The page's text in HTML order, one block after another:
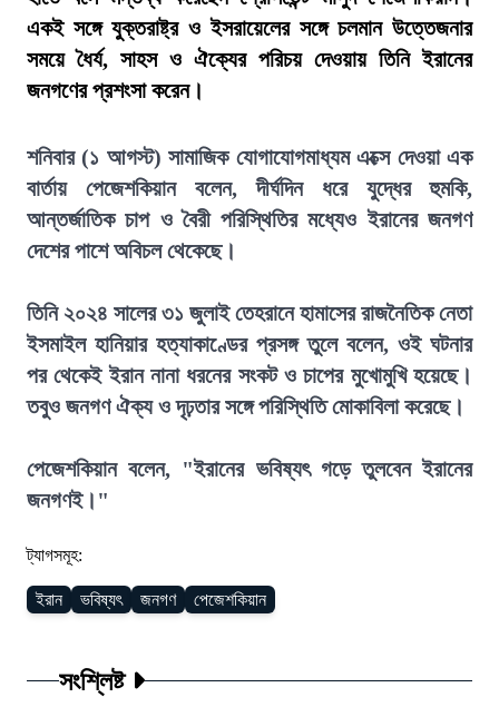
একই সঙ্গে যুক্তরাষ্ট্র ও ইসরায়েলের সঙ্গে চলমান উত্তেজনার
সময়ে ধৈর্য, সাহস ও ঐক্যের পরিচয় দেওয়ায় তিনি ইরানের
জনগণের প্রশংসা করেন।
শনিবার (১ আগস্ট) সামাজিক যোগাযোগমাধ্যম এক্সে দেওয়া এক
বার্তায় পেজেশকিয়ান বলেন, দীর্ঘদিন ধরে যুদ্ধের হুমকি,
আন্তর্জাতিক চাপ ও বৈরী পরিস্থিতির মধ্যেও ইরানের জনগণ
দেশের পাশে অবিচল থেকেছে।
তিনি ২০২৪ সালের ৩১ জুলাই তেহরানে হামাসের রাজনৈতিক নেতা
ইসমাইল হানিয়ার হত্যাকাণ্ডের প্রসঙ্গ তুলে বলেন, ওই ঘটনার
পর থেকেই ইরান নানা ধরনের সংকট ও চাপের মুখোমুখি হয়েছে।
তবুও জনগণ ঐক্য ও দৃঢ়তার সঙ্গে পরিস্থিতি মোকাবিলা করেছে।
পেজেশকিয়ান বলেন, "ইরানের ভবিষ্যৎ গড়ে তুলবেন ইরানের
জনগণই।"
ট্যাগসমূহ:
ইরান ভবিষ্যৎ জনগণ পেজেশকিয়ান
সংশ্লিষ্ট